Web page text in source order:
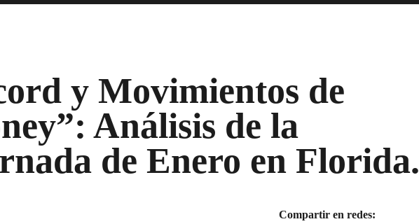
y Movimientos de
Análisis de la
de Enero en Florida.
Compartir en redes: